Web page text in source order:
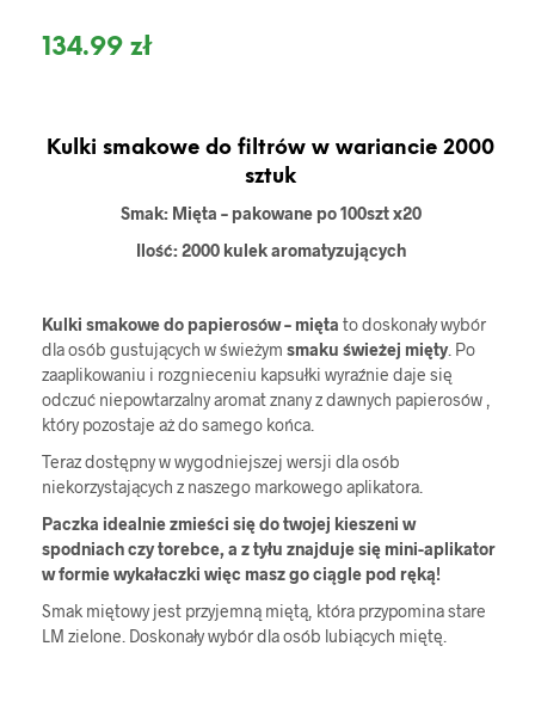
134.99 zł
Kulki smakowe do filtrów w wariancie 2000
sztuk
Smak: Mięta – pakowane po 100szt x20
Ilość: 2000 kulek aromatyzujących
Kulki smakowe do papierosów – mięta to doskonały wybór
dla osób gustujących w świeżym smaku świeżej mięty. Po
zaaplikowaniu i rozgnieceniu kapsułki wyraźnie daje się
odczuć niepowtarzalny aromat znany z dawnych papierosów ,
który pozostaje aż do samego końca.
Teraz dostępny w wygodniejszej wersji dla osób
niekorzystających z naszego markowego aplikatora.
Paczka idealnie zmieści się do twojej kieszeni w
spodniach czy torebce, a z tyłu znajduje się mini-aplikator
w formie wykałaczki więc masz go ciągle pod ręką!
Smak miętowy jest przyjemną miętą, która przypomina stare
LM zielone. Doskonały wybór dla osób lubiących miętę.